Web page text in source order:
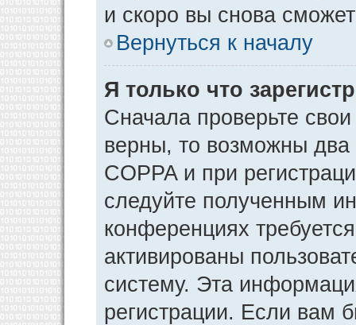
и скоро вы снова
Вернуться к началу
Я только что
Сначала проверьте
верны, то возможны
COPPA и при
следуйте полученным
конференциях
активированы
систему. Эта
регистрации. Если вам